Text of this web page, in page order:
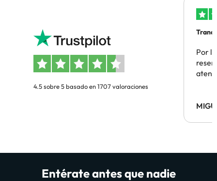
4.5 sobre 5 basado en 1707 valoraciones
Por
Entérate antes que nadie